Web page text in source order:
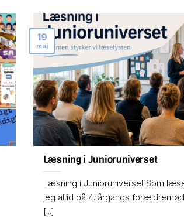
Læsning i Junioruniverset
Læsning i Junioruniverset Som
jeg altid på 4. årgangs
[...]
19
maj